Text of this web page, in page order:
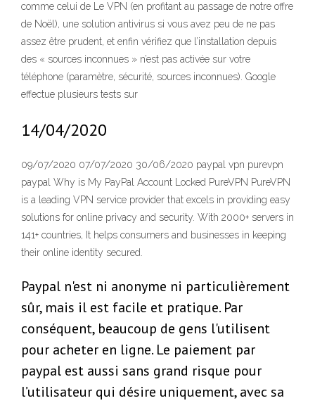
comme celui de Le VPN (en profitant au passage de notre offre
de Noël), une solution antivirus si vous avez peu de ne pas
assez être prudent, et enfin vérifiez que l’installation depuis
des « sources inconnues » n’est pas activée sur votre
téléphone (paramètre, sécurité, sources inconnues). Google
effectue plusieurs tests sur
14/04/2020
09/07/2020 07/07/2020 30/06/2020 paypal vpn purevpn
paypal Why is My PayPal Account Locked PureVPN PureVPN
is a leading VPN service provider that excels in providing easy
solutions for online privacy and security. With 2000+ servers in
141+ countries, It helps consumers and businesses in keeping
their online identity secured.
Paypal n'est ni anonyme ni particulièrement
sûr, mais il est facile et pratique. Par
conséquent, beaucoup de gens l'utilisent
pour acheter en ligne. Le paiement par
paypal est aussi sans grand risque pour
l’utilisateur qui désire uniquement, avec sa